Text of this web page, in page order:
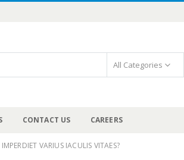
All Categories
CONTACT US CAREERS
VARIUS IACULIS VITAES?